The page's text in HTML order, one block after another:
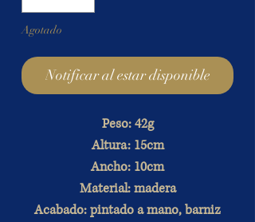
Agotado
Notificar al estar disponible
Peso: 42g
Altura: 15cm
Ancho: 10cm
Material: madera
Acabado: pintado a mano, barniz